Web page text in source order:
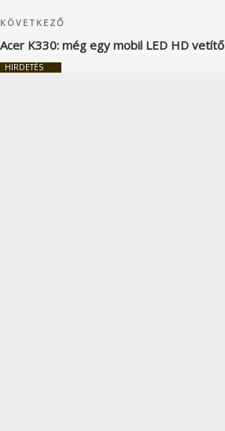
Következő
bejegyzés
KÖVETKEZŐ
Acer K330: még egy mobil LED HD vetítő
HIRDETÉS